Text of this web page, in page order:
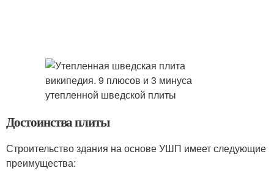
Достоинства плиты
Строительство здания на основе УШП имеет следующие
преимущества: